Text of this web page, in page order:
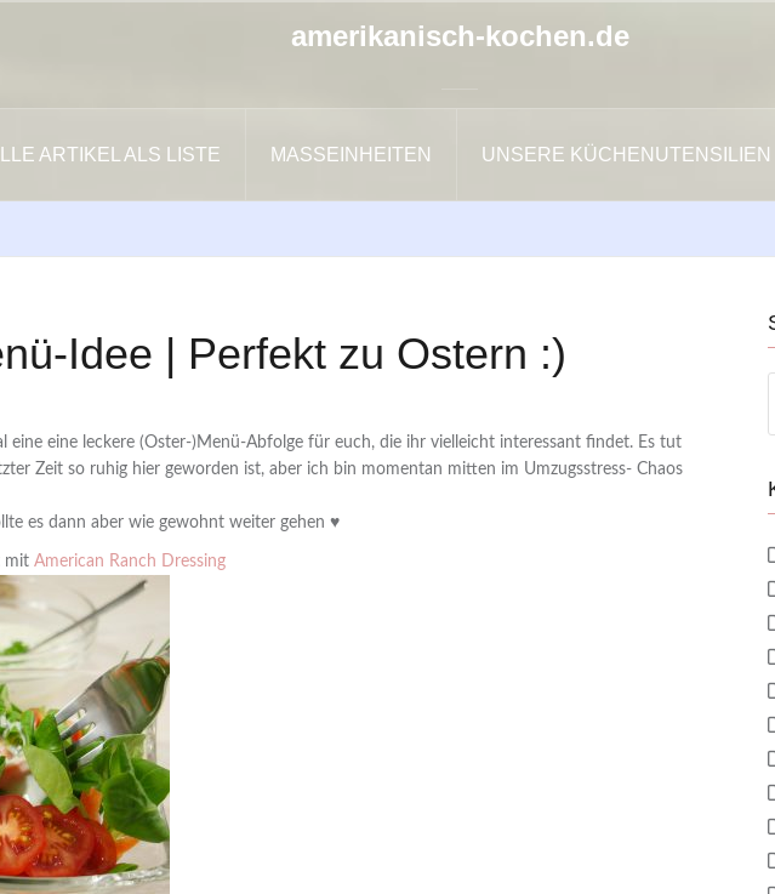
amerikanisch-kochen.de
ARTIKEL ALS LISTE MASSEINHEITEN UNSERE KÜCHENUTENSILIEN
Idee | Perfekt zu Ostern :)
eine eine leckere (Oster-)Menü-Abfolge für euch, die ihr vielleicht interessant findet. Es tut
Zeit so ruhig hier geworden ist, aber ich bin momentan mitten im Umzugsstress- Chaos
es dann aber wie gewohnt weiter gehen ♥
mit American Ranch Dressing